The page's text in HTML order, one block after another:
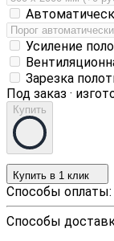
Усиление
Зарезка
Под заказ ·
Купить
Купить в 1 клик
Способы оплаты:
Способы